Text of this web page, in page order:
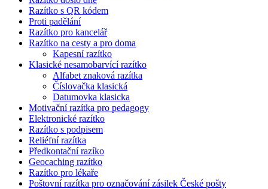
Razítko s QR kódem
Proti padělání
Razítko pro kancelář
Razítko na cesty a pro doma
Kapesní razítko
Klasické nesamobarvící razítko
Alfabet znaková razítka
Číslovačka klasická
Datumovka klasicka
Motivační razítka pro pedagogy
Elektronické razítko
Razítko s podpisem
Reliéfní razítka
Předkontační razíko
Geocaching razítko
Razítko pro lékaře
Poštovní razítka pro označování zásilek České pošty